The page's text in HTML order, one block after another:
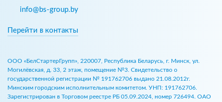
info@bs-group.by
Перейти в контакты
ООО «БелСтартерГрупп», 220007, Республика Беларусь, г. Минск, ул.
Могилёвская, д. 33, 2 этаж, помещение №3. Свидетельство о
государственной регистрации № 191762706 выдано 21.08.2012г.
Минским городским исполнительным комитетом. УНП: 191762706.
Зарегистрирован в Торговом реестре РБ 05.09.2024, номер 726494. ОАО